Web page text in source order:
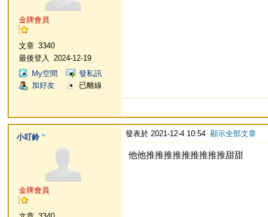
金牌會員
文章 3340
最後登入
2024-12-19
My空間
發私訊
加好友
已離線
小叮鈴
金牌會員
發表於 2021-12-4 10:54顯示全部文章
他他推推推推推推推推推甜甜